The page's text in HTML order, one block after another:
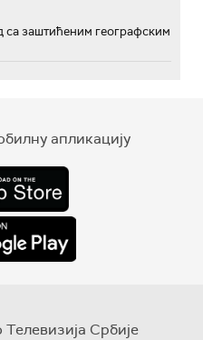
заштићеним географским
апликацију
Србије